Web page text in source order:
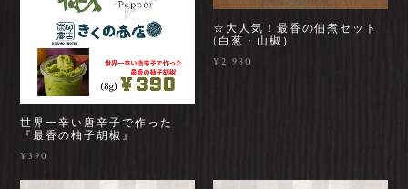
世界一辛い唐辛子で作った
『最香の柚子胡椒』
¥390
☆大人気！最香の佃煮セット
(白葱・山椒）
¥2,980